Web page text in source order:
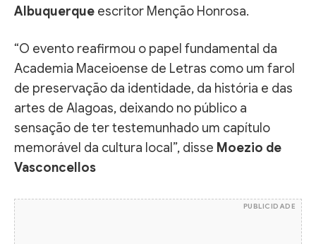
Albuquerque escritor Menção Honrosa.
“O evento reafirmou o papel fundamental da
Academia Maceioense de Letras como um farol
de preservação da identidade, da história e das
artes de Alagoas, deixando no público a
sensação de ter testemunhado um capítulo
memorável da cultura local”, disse Moezio de
Vasconcellos
PUBLICIDADE